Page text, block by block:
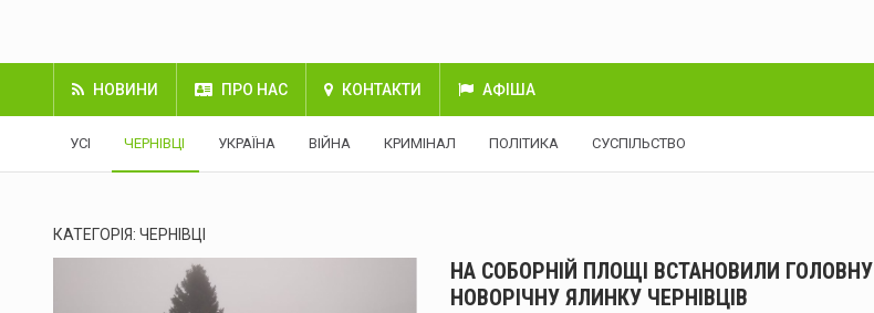
НОВИНИ ПРО НАС КОНТАКТИ АФІША
УСІ ЧЕРНІВЦІ УКРАЇНА ВІЙНА КРИМІНАЛ ПОЛІТИКА СУСПІЛЬСТВО
КАТЕГОРІЯ: ЧЕРНІВЦІ
НА СОБОРНІЙ ПЛОЩІ ВСТАНОВИЛИ ГОЛОВНУ
НОВОРІЧНУ ЯЛИНКУ ЧЕРНІВЦІВ